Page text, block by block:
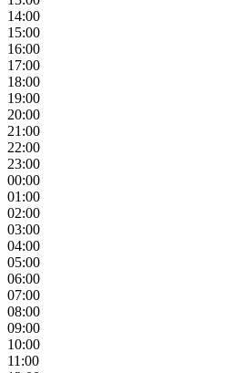
14:00
15:00
16:00
17:00
18:00
19:00
20:00
21:00
22:00
23:00
00:00
01:00
02:00
03:00
04:00
05:00
06:00
07:00
08:00
09:00
10:00
11:00